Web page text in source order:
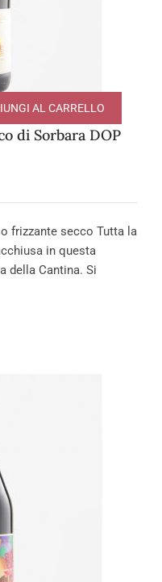
di Sorbara DOP
AL CARRELLO
frizzante secco Tutta la
in questa
della Cantina. Si